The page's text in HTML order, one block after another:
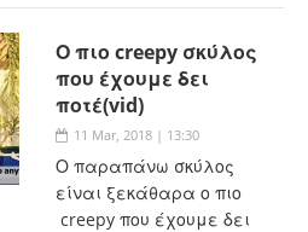
Ο πιο creepy σκύλος
που έχουμε δει
ποτέ(vid)
11 Mar, 2018 | 13:30
Ο παραπάνω σκύλος
είναι ξεκάθαρα ο πιο
creepy που έχουμε δει